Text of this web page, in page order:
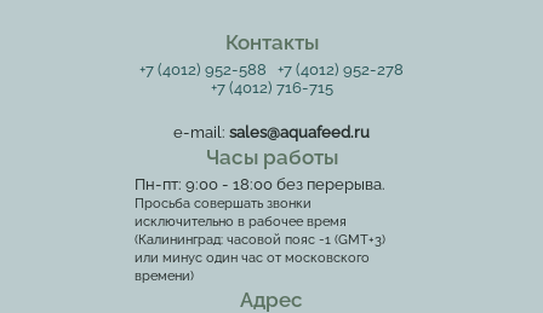
Контакты
+7 (4012) 952-588
+7 (4012) 952-278
+7 (4012) 716-715
e-mail: sales@aquafeed.ru
Часы работы
Пн-пт: 9:00 - 18:00 без перерыва.
Просьба совершать звонки
исключительно в рабочее время
(Калининград: часовой пояс -1 (GMT+3)
или минус один час от московского
времени)
Адрес